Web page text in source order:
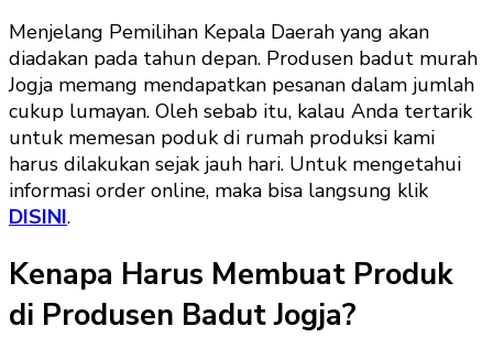
Menjelang Pemilihan Kepala Daerah yang akan
diadakan pada tahun depan. Produsen badut murah
Jogja memang mendapatkan pesanan dalam jumlah
cukup lumayan. Oleh sebab itu, kalau Anda tertarik
untuk memesan poduk di rumah produksi kami
harus dilakukan sejak jauh hari. Untuk mengetahui
informasi order online, maka bisa langsung klik
DISINI.
Kenapa Harus Membuat Produk
di Produsen Badut Jogja?